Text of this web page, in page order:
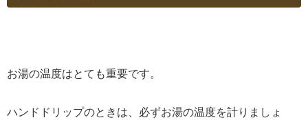
お湯の温度はとても重要です。
ハンドドリップのときは、必ずお湯の温度を計りましょ